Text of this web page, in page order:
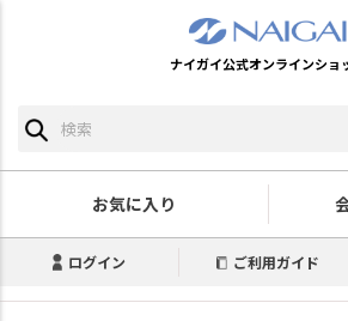
ナイガイ公式オンラインショ
お気に入り
ログイン ご利用ガイド